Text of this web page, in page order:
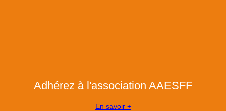
Adhérez à l'association AAESFF
En savoir +